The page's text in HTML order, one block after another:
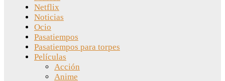
Netflix
Noticias
Ocio
Pasatiempos
Pasatiempos para torpes
Películas
Acción
Anime